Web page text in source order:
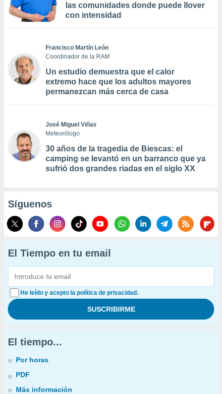
las comunidades donde puede llover
con intensidad
Francisco Martín León
Coordinador de la RAM
Un estudio demuestra que el calor
extremo hace que los adultos mayores
permanezcan más cerca de casa
José Miguel Viñas
Meteorólogo
30 años de la tragedia de Biescas: el
camping se levantó en un barranco que ya
sufrió dos grandes riadas en el siglo XX
Síguenos
El Tiempo en tu email
He leído y acepto la política de privacidad.
El tiempo...
Por horas
PDF
Más información